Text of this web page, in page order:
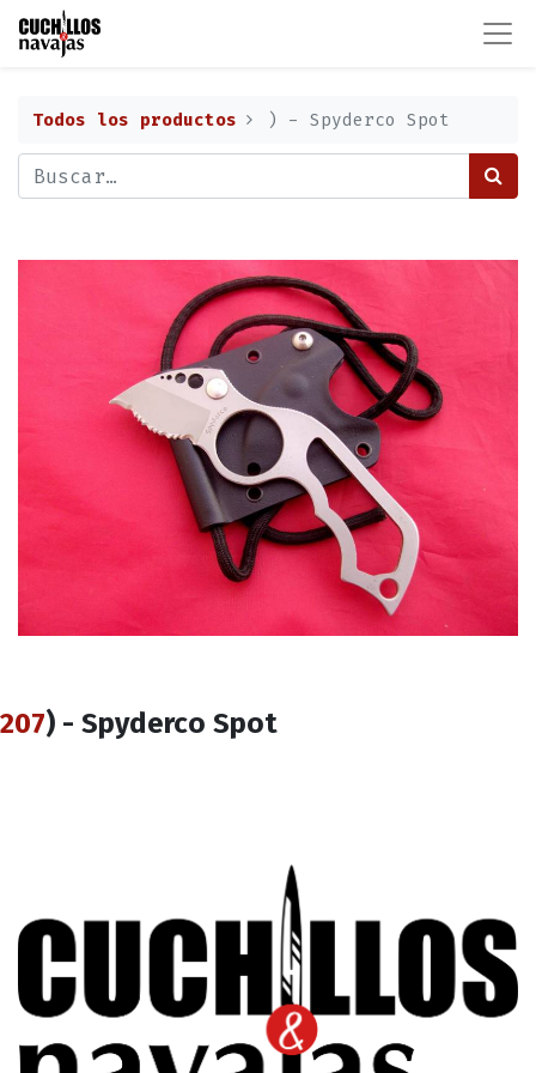
Todos los productos ) - Spyderco Spot
207) - Spyderco Spot